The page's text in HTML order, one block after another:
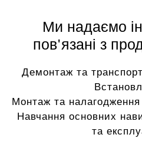
Ми надаємо
пов'язані з
Демонтаж та
Монтаж та
Навчання основних
та